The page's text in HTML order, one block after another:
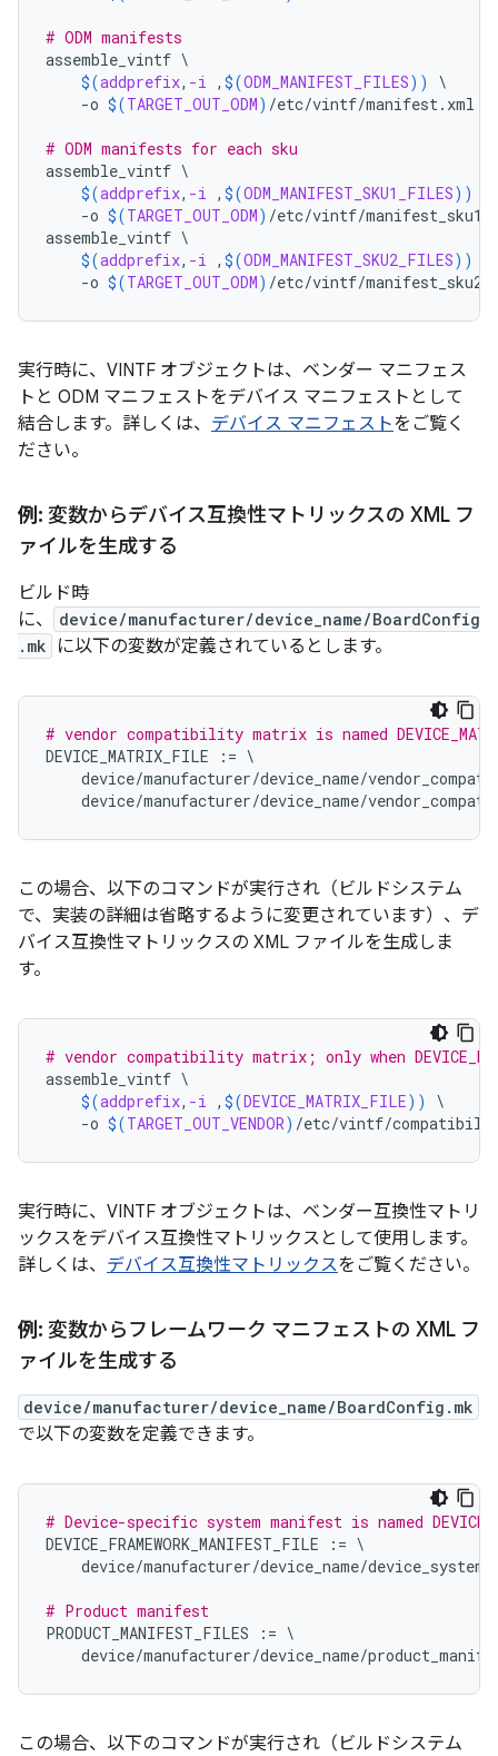
# ODM manifests
assemble_vintf \
$(addprefix, -i , $(ODM_MANIFEST_FILES))
\
-o $(TARGET_OUT_ODM) /etc/vintf/manifest.xml
# ODM manifests for each sku
assemble_vintf \
$(addprefix, -i , $(ODM_MANIFEST_SKU1_FILES))
-o $(TARGET_OUT_ODM) /etc/vintf/
assemble_vintf \
$(addprefix, -i , $(ODM_MANIFEST_SKU2_FILES))
-o $(TARGET_OUT_ODM) /etc/vintf/
実行時に、VINTF オブジェクトは、ベンダー マニフェス
トと ODM マニフェストをデバイス マニフェストとして
結合します。詳しくは、 デバイス マニフェストをご覧く
ださい。
例: 変数からデバイス互換性マトリックスの XML フ
ァイルを生成する
ビルド時
に、
device/manufacturer/device_name/BoardConfig
.mk
に以下の変数が定義されているとします。
# vendor compatibility matrix is named
DEVICE_MATRIX_FILE
:= \
device/manufacturer/device_name/
device/manufacturer/device_name/
この場合、以下のコマンドが実行され（ビルドシステム
で、実装の詳細は省略するように変更されています）、デ
バイス互換性マトリックスの XML ファイルを生成しま
す。
# vendor compatibility matrix; only when
assemble_vintf \
$(addprefix, -i , $(DEVICE_MATRIX_FILE))
\
-o $(TARGET_OUT_VENDOR) /etc/vintf/
実行時に、VINTF オブジェクトは、ベンダー互換性マトリ
ックスをデバイス互換性マトリックスとして使用します。
詳しくは、 デバイス互換性マトリックスをご覧ください。
例: 変数からフレームワーク マニフェストの XML フ
ァイルを生成する
device/manufacturer/device_name/BoardConfig.mk
で以下の変数を定義できます。
# Device-specific system manifest is named
DEVICE_FRAMEWORK_MANIFEST_FILE
:= \
device/manufacturer/device_name/
# Product manifest
PRODUCT_MANIFEST_FILES
:= \
device/manufacturer/device_name/
この場合、以下のコマンドが実行され（ビルドシステム